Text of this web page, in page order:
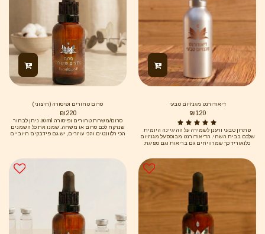
דיאודורנט מגנזיום טבעי
₪120
פתרון טבעי ורענן לשמירה על ההיגיינה היומית
שלכם בבית השחי. הדיאודורנט מבוסס על מגנזיום
כלואוריד כך שמרוויחים גם בריאות וגם ספיגת
סרום טחורים ופיסורה (חיצוני)
₪220
סרום/משחת טחורים ופיסורה 30ml ניתן לבחור
שנרקח לכם סרום או משחה. שמנו את כל השמנים
הכי רלוונטים והכי עוזרים, יש גם פידבקים חיוביים
בשירותים. הכי טוב היה "בול פגיעה" (כמו בצבא)
אבל מבינה את המוגבלות. אז שימו שרפרף גבוהה
ותתחילו להתרגל כי ככה מתפנים. כמובן שגם
במגבונים כי הם עושים ממש נזק, מייבשים הכל
ומחדירים כימיקלים לא בריאים בכלל. אם אפשר
להיפטר גם מנייר הטואלט, ובכלל הכי טוב להתקלח
אחרי. גם פה אורח חיים לחוץ נותן את תרומתו
וקשיים בקבלת המציאות כפי שהיא. זה יכול לעבור,
לגמרי, אם תקפידו על תזונה, לעיסה, שתייה מרובה,
ישיבה נכונה בשירותים והיגיינה ללא כימיקלים.